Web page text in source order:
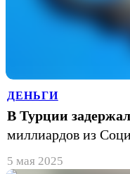
ДЕНЬГИ
В Турции
миллиардов из
5 мая 2025